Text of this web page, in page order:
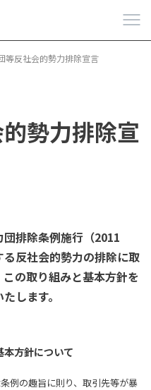
等反社会的勢力排除宣言
勢力排除宣
排除条例施行（2011
反社会的勢力の排除に取
の取り組みと基本方針を
します。
方針について
例の趣旨に則り、取引先等が暴